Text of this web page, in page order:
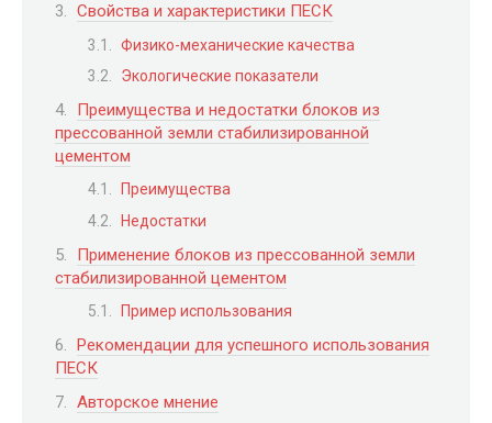
Свойства и характеристики ПЕСК
Физико-механические качества
Экологические показатели
Преимущества и недостатки блоков из
прессованной земли стабилизированной
цементом
Преимущества
Недостатки
Применение блоков из прессованной земли
стабилизированной цементом
Пример использования
Рекомендации для успешного использования
ПЕСК
Авторское мнение